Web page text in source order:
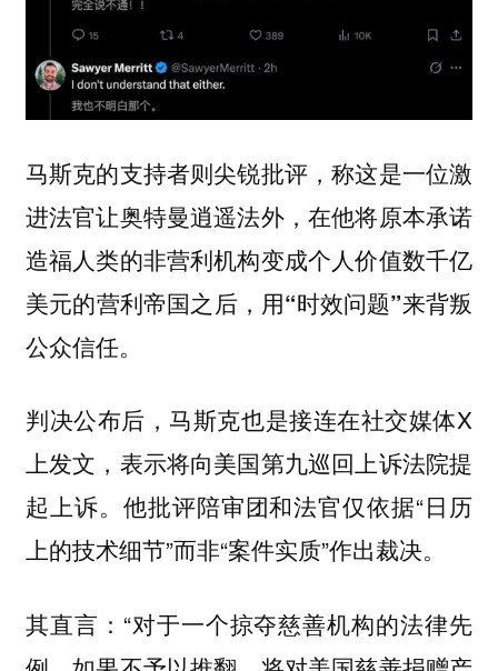
马斯克的支持者则尖锐批评，称这是一位激
进法官让奥特曼逍遥法外，在他将原本承诺
造福人类的非营利机构变成个人价值数千亿
美元的营利帝国之后， 用“时效问题”来背叛
公众信任。
判决公布后，马斯克也是接连在社交媒体X
上发文，表示将向美国第九巡回上诉法院提
起上诉。他批评陪审团和法官仅依据“日历
上的技术细节”而非“案件实质”作出裁决。
其直言：“对于一个掠夺慈善机构的法律先